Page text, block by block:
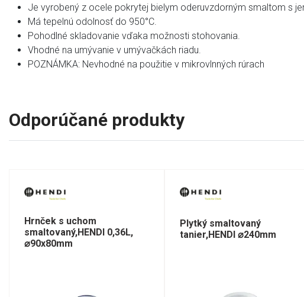
Je vyrobený z ocele pokrytej bielym oderuvzdorným smaltom s
Má tepelnú odolnosť do 950°C.
Pohodlné skladovanie vďaka možnosti stohovania.
Vhodné na umývanie v umývačkách riadu.
POZNÁMKA: Nevhodné na použitie v mikrovlnných rúrach
Odporúčané produkty
Hrnček s uchom
smaltovaný,HENDI 0,36L,
⌀90x80mm
Plytký smaltovaný
tanier,HENDI ⌀240mm